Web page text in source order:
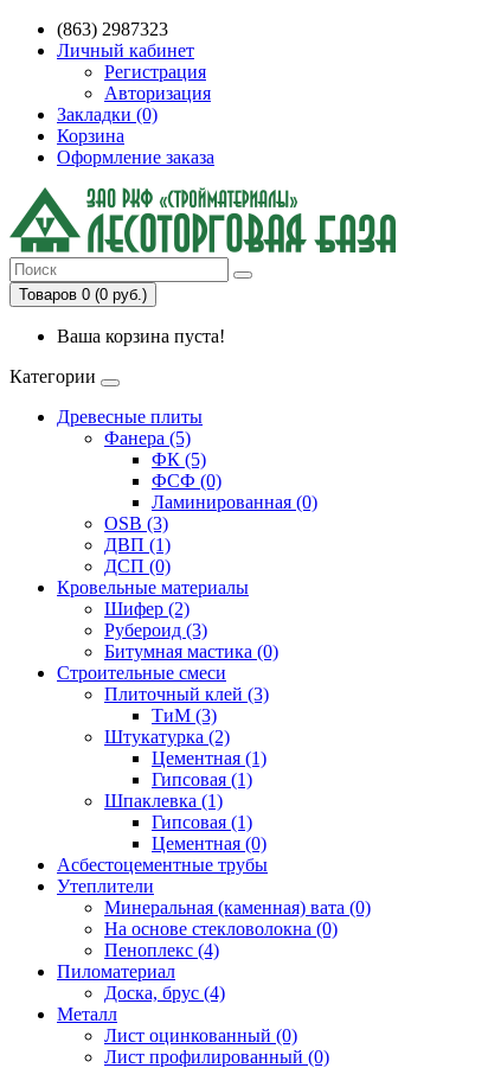
(863) 2987323
Личный кабинет
Регистрация
Авторизация
Закладки (0)
Корзина
Оформление заказа
Товаров 0 (0 руб.)
Ваша корзина пуста!
Категории
Древесные плиты
Фанера (5)
ФК (5)
ФСФ (0)
Ламинированная (0)
OSB (3)
ДВП (1)
ДСП (0)
Кровельные материалы
Шифер (2)
Рубероид (3)
Битумная мастика (0)
Строительные смеси
Плиточный клей (3)
ТиМ (3)
Штукатурка (2)
Цементная (1)
Гипсовая (1)
Шпаклевка (1)
Гипсовая (1)
Цементная (0)
Асбестоцементные трубы
Утеплители
Минеральная (каменная) вата (0)
На основе стекловолокна (0)
Пеноплекс (4)
Пиломатериал
Доска, брус (4)
Металл
Лист оцинкованный (0)
Лист профилированный (0)